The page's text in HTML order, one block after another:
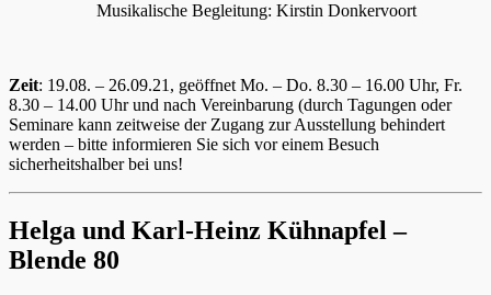
Musikalische Begleitung: Kirstin Donkervoort
Zeit: 19.08. – 26.09.21, geöffnet Mo. – Do. 8.30 – 16.00 Uhr, Fr.
8.30 – 14.00 Uhr und nach Vereinbarung (durch Tagungen oder
Seminare kann zeitweise der Zugang zur Ausstellung behindert
werden – bitte informieren Sie sich vor einem Besuch
sicherheitshalber bei uns!
Helga und Karl-Heinz Kühnapfel –
Blende 80